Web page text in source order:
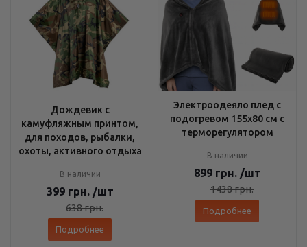
Дождевик с
камуфляжным принтом,
для походов, рыбалки,
охоты, активного отдыха
В наличии
399 грн. /шт
638грн.
Подробнее
Электроодеяло плед с
подогревом 155х80 см с
терморегулятором
В наличии
899 грн. /шт
1438грн.
Подробнее